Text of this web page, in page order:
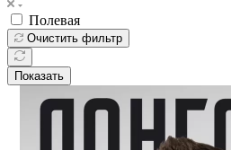
Корзина0
+7 800 600-53-06
Контактная информация
connect@24poligon.ru